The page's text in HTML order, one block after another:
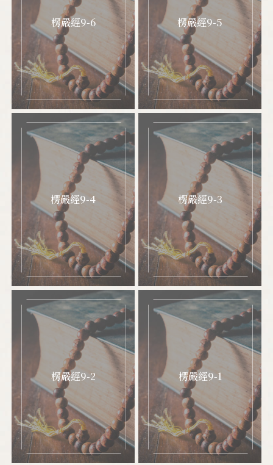
楞嚴經9-6 楞嚴經9-5
楞嚴經9-4 楞嚴經9-3
楞嚴經9-2 楞嚴經9-1